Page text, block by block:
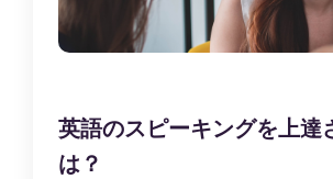
英語のスピーキングを上達
は？